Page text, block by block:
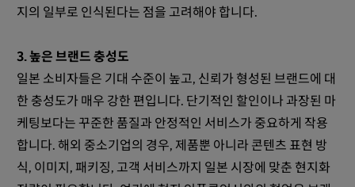
지의 일부로 인식된다는 점을 고려해야 합니다.
3. 높은 브랜드 충성도
일본 소비자들은 기대 수준이 높고, 신뢰가 형성된 브랜드에 대
한 충성도가 매우 강한 편입니다. 단기적인 할인이나 과장된 마
케팅보다는 꾸준한 품질과 안정적인 서비스가 중요하게 작용
합니다. 해외 중소기업의 경우, 제품뿐 아니라 콘텐츠 표현 방
식, 이미지, 패키징, 고객 서비스까지 일본 시장에 맞춘 현지화